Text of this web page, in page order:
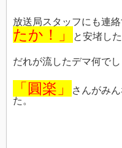
放送局スタッフにも連絡
たか！」
と安堵し
だれが流したデマ何でし
「圓楽」
さんがみ
た。